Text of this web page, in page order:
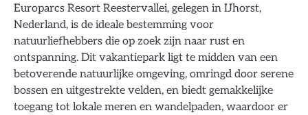
Europarcs Resort Reestervallei, gelegen in IJhorst,
Nederland, is de ideale bestemming voor
natuurliefhebbers die op zoek zijn naar rust en
ontspanning. Dit vakantiepark ligt te midden van een
betoverende natuurlijke omgeving, omringd door serene
bossen en uitgestrekte velden, en biedt gemakkelijke
toegang tot lokale meren en wandelpaden, waardoor er